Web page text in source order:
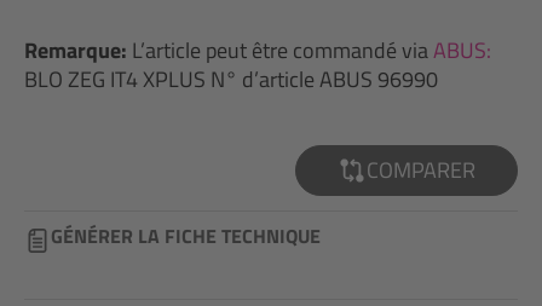
Remarque: L’article peut être commandé viaABUS:
BLO ZEG IT4 XPLUS N° d’article ABUS 96990
COMPARER
GÉNÉRER LA FICHE TECHNIQUE